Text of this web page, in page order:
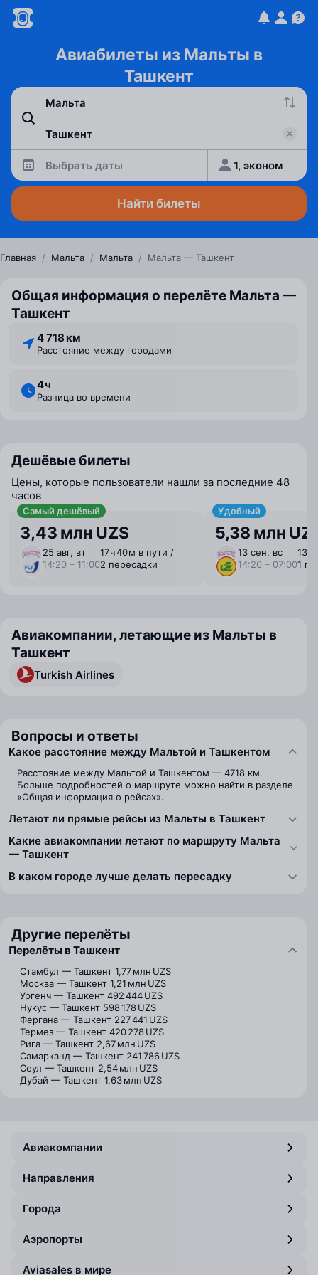
Авиабилеты из Мальты в
Ташкент
Выбрать даты 1, эконом
Найти билеты
Главная / Мальта / Мальта / Мальта — Ташкент
Общая информация о перелёте Мальта —
Ташкент
4 718 км
Расстояние между городами
4 ⁠ч
Разница во времени
Дешёвые билеты
Цены, которые пользователи нашли за последние 48
часов
Самый дешёвый
3,43 млн UZS
25 авг, вт
14:20 – 11:00
17 ⁠ч 40 ⁠м в пути /
2 пересадки
Удобный
5,38 млн
13 сен, вс
14:20 – 07:00
13 ⁠ч
1
Авиакомпании, летающие из Мальты в
Ташкент
Turkish Airlines
Вопросы и ответы
Какое расстояние между Мальтой и Ташкентом
Расстояние между Мальтой и Ташкентом — 4718 км.
Больше подробностей о маршруте можно найти в разделе
«Общая информация о рейсах».
Летают ли прямые рейсы из Мальты в Ташкент
Какие авиакомпании летают по маршруту Мальта
— Ташкент
В каком городе лучше делать пересадку
Другие перелёты
Перелёты в Ташкент
Стамбул — Ташкент 1,77 млн UZS
Москва — Ташкент 1,21 млн UZS
Ургенч — Ташкент 492 444 UZS
Нукус — Ташкент 598 178 UZS
Фергана — Ташкент 227 441 UZS
Термез — Ташкент 420 278 UZS
Рига — Ташкент 2,67 млн UZS
Самарканд — Ташкент 241 786 UZS
Сеул — Ташкент 2,54 млн UZS
Дубай — Ташкент 1,63 млн UZS
Авиакомпании
Направления
Города
Аэропорты
Aviasales в мире